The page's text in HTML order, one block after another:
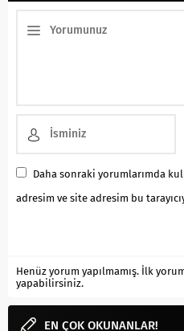
Daha sonraki yorumlarımda
adresim ve site adresim bu
Henüz yorum yapılmamış. İlk
yapabilirsiniz.
EN ÇOK OKUNANLAR!